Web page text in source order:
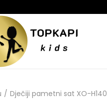
/ Dječiji pametni sat XO-H140